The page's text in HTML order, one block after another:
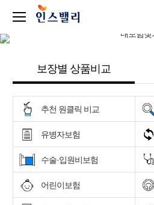
보장별 상품비교
추천 원클릭 비교
유병자보험
수술·입원비보험
어린이보험